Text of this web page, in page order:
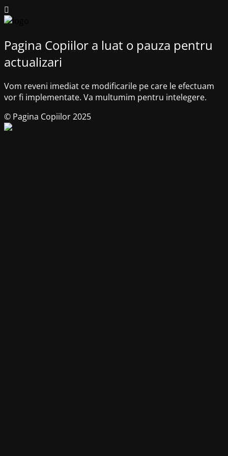
Pagina Copiilor a luat o pauza pentru
actualizari
Vom reveni imediat ce modificarile pe care le efectuam
vor fi implementate. Va multumim pentru intelegere.
© Pagina Copiilor 2025